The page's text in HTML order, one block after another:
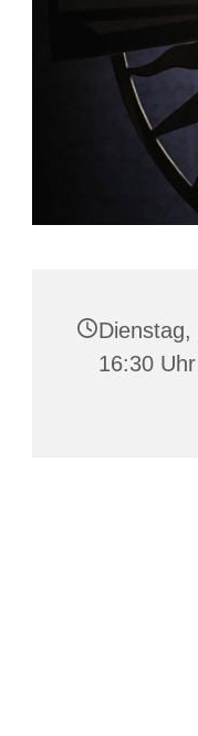
Dienstag,
16:30 Uhr